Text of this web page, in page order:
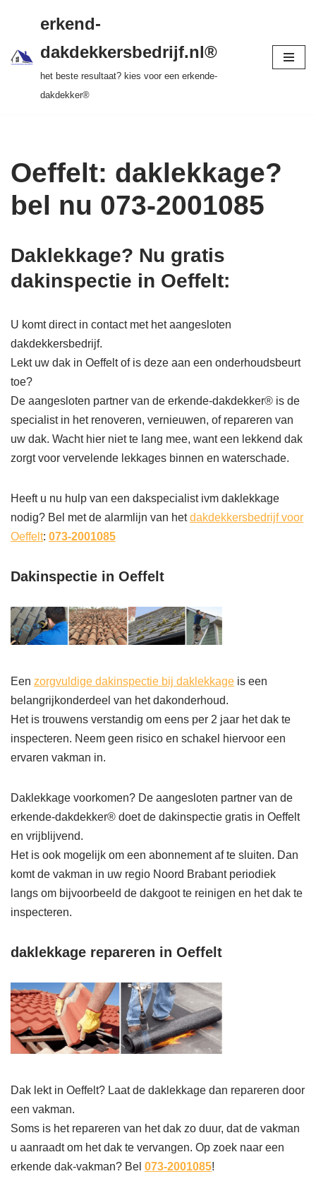
naar
inhoud
tot 20 jr garantie > SKEV erkend
erkend-
dakdekkersbedrijf.nl®
het beste resultaat? kies voor een erkende-
dakdekker®
Oeffelt: daklekkage?
bel nu 073-2001085
Daklekkage? Nu gratis
dakinspectie in Oeffelt:
U komt direct in contact met het aangesloten
dakdekkersbedrijf.
Lekt uw dak in Oeffelt of is deze aan een onderhoudsbeurt
toe?
De aangesloten partner van de erkende-dakdekker® is de
specialist in het renoveren, vernieuwen, of repareren van
uw dak. Wacht hier niet te lang mee, want een lekkend dak
zorgt voor vervelende lekkages binnen en waterschade.
Heeft u nu hulp van een dakspecialist ivm daklekkage
nodig? Bel met de alarmlijn van hetdakdekkersbedrijf voor
Oeffelt: 073-2001085
Dakinspectie in Oeffelt
Een zorgvuldige dakinspectie bij daklekkage is een
belangrijkonderdeel van het dakonderhoud.
Het is trouwens verstandig om eens per 2 jaar het dak te
inspecteren. Neem geen risico en schakel hiervoor een
ervaren vakman in.
Daklekkage voorkomen? De aangesloten partner van de
erkende-dakdekker® doet de dakinspectie gratis in Oeffelt
en vrijblijvend.
Het is ook mogelijk om een abonnement af te sluiten. Dan
komt de vakman in uw regio Noord Brabant periodiek
langs om bijvoorbeeld de dakgoot te reinigen en het dak te
inspecteren.
daklekkage repareren in Oeffelt
Dak lekt in Oeffelt? Laat de daklekkage dan repareren door
een vakman.
Soms is het repareren van het dak zo duur, dat de vakman
u aanraadt om het dak te vervangen. Op zoek naar een
erkende dak-vakman? Bel 073-2001085!